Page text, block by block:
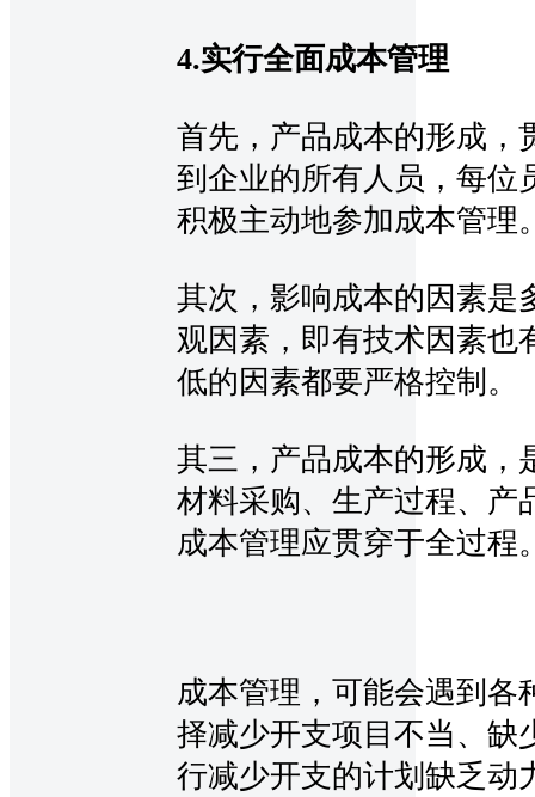
4.实行全面成本管理
首先，产品成本的形成，
到企业的所有人员，每位
积极主动地参加成本管理
其次，影响成本的因素是
观因素，即有技术因素也
低的因素都要严格控制。
其三，产品成本的形成，
材料采购、生产过程、产
成本管理应贯穿于全过程
成本管理，可能会遇到各
择减少开支项目不当、缺
行减少开支的计划缺乏动